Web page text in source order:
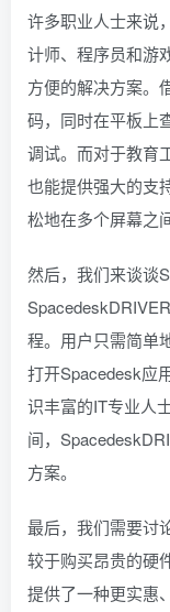
许多职业人士来说
计师、程序员和游
方便的解决方案。
码，同时在平板上
调试。而对于教育
也能提供强大的支
松地在多个屏幕之
然后，我们来谈谈
程。用户只需简单
打开Spacedesk应
识丰富的IT专业人
间，
方案。
最后，我们需要讨
较于购买昂贵的硬
提供了一种更实惠